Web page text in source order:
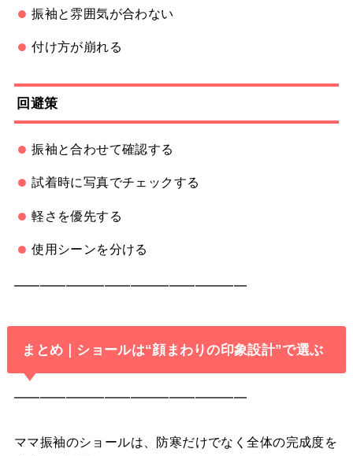
振袖と雰囲気が合わない
付け方が崩れる
回避策
振袖と合わせて確認する
試着時に写真でチェックする
軽さを優先する
使用シーンを分ける
━━━━━━━━━━━━━━━━━━
まとめ｜ショールは“顔まわりの印象設計”で選ぶ
━━━━━━━━━━━━━━━━━━
ママ振袖のショールは、防寒だけでなく全体の完成度を